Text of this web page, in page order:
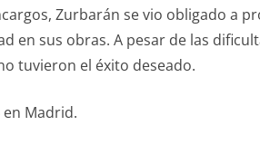
Zurbarán se vio obligado a
en sus obras. A pesar de las
tuvieron el éxito deseado.
en Madrid.